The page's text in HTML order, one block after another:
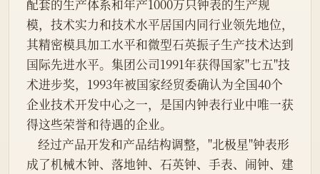
配套的生产体系和年产1000万只钟表的生产规
模，技术实力和技术水平居国内同行业领先地位，
其精密模具加工水平和微型石英振子生产技术达到
国际先进水平。集团公司1991年获得国家"七五"技
术进步奖，1993年被国家经贸委确认为全国40个
企业技术开发中心之一，是国内钟表行业中唯一获
得这些荣誉和待遇的企业。
成了机械木钟、落地钟、石英钟、手表、闹钟、建